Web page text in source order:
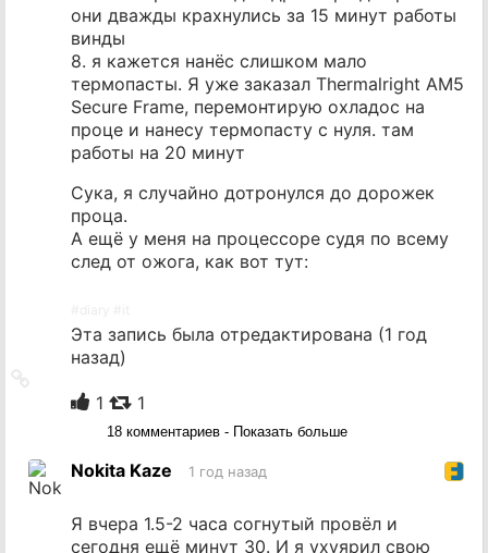
они дважды крахнулись за 15 минут работы
винды
8. я кажется нанёс слишком мало
термопасты. Я уже заказал Thermalright AM5
Secure Frame, перемонтирую охладос на
проце и нанесу термопасту с нуля. там
работы на 20 минут
Сука, я случайно дотронулся до дорожек
проца.
А ещё у меня на процессоре судя по всему
след от ожога, как вот тут:
Эта запись была отредактирована (1 год
назад)
источник
1 1
18 комментариев - Показать больше
Nokita Kaze 1 год назад
Я вчера 1.5-2 часа согнутый провёл и
сегодня ещё минут 30. И я ухуярил свою